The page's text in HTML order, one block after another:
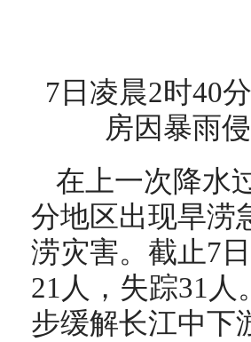
7日凌晨2时40
房因暴雨
在上一次降水
分地区出现旱涝
涝灾害。截止7
21人，失踪31
步缓解长江中下